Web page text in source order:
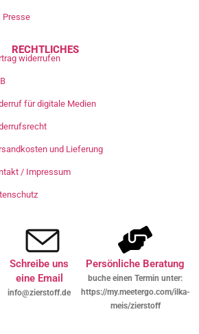
Presse
RECHTLICHES
widerrufen
für digitale Medien
und Lieferung
/ Impressum
Schreibe uns
eine Email
info@zierstoff.de
Persönliche Beratung
buche einen Termin unter:
https://my.meetergo.com/ilka-
meis/zierstoff